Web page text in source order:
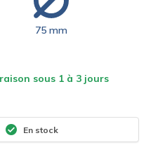
75 mm
sous 1 à 3 jours
En stock